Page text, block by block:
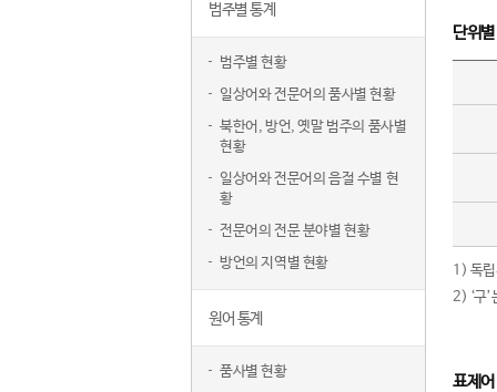
범주별 통계
범주별 현황
일상어와 전문어의 품사별 현황
북한어, 방언, 옛말 범주의 품사별
현황
일상어와 전문어의 음절 수별 현
황
전문어의 전문 분야별 현황
방언의 지역별 현황
원어 통계
품사별 현황
단위
1) 독립
2) ‘구
표제